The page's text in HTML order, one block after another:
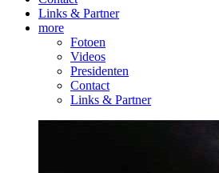
Links & Partner
more
Fotoen
Videos
Presidenten
Contact
Links & Partner